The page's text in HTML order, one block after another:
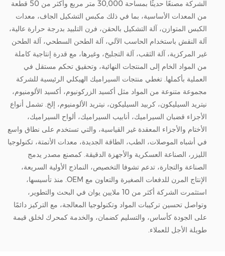
الشركة مصنعًا حديثًا بمساحة 30,000 متر مربع وأكثر من 50 قطعة
من المعدات الأساسية، بما في ذلك مكبس التشكيل الجاف، معدات
الكبس المتوازن، آلة التشكيل بالحقن، فرن التلبيد بدرجة حرارة عالية،
آلة النقش باستخدام الحاسب الآلي، آلة الطحن السطحي، آلة الطحن
غير المركزية، آلة الثقب، آلة التجليخ، وغيرها، مع قدرة إنتاجية كاملة
من المواد الخام إلى المنتجات النهائية، وتحقيق تحكم مستقل في
العملية بأكملها. تغطي منتجات السيراميك الهيكلي الرئيسية للشركة
مجموعة متنوعة من المواد مثل أكسيد الزركونيوم، أكسيد الألومنيوم،
نيتريد السيليكون، كربيد السيليكون، نيتريد الألومنيوم، إلخ. تشمل أنواع
الأجزاء قضبان السيراميك، أنابيب السيراميك، ألواح السيراميك،
الأختام والأجزاء المعقدة غير القياسية، والتي تستخدم على نطاق واسع
في أشباه الموصلات، الطب، الطاقة الجديدة، معدات الأتمتة، تكنولوجيا
الليزر، الصناعة العسكرية والأجهزة الدقيقة. كمصنع مصدر يدمج
الصناعة والتجارة، تدعم تشوفا التخصيص، النماذج الأولية السريعة،
الإنتاج المرن للدفعات الصغيرة والتعاون مع OEM. منذ تأسيسها،
استثمرت الشركة أكثر من 10 ملايين يوان في البحث والتطوير،
وتواصل تحسين تركيبات المواد وتكنولوجيا المعالجة، مع التركيز دائمًا
على الجودة كأساس، والتسليم كضمان، والخدمة كمحرك لخلق قيمة
طويلة الأجل للعملاء.